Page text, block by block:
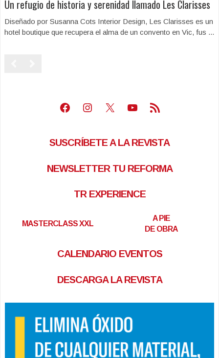
Un refugio de historia y serenidad llamado Les Clarisses
Diseñado por Susanna Cots Interior Design, Les Clarisses es un
hotel boutique que recupera el alma de un convento en Vic, fus ...
Facebook
Instagram
X Youtube
Feed RSS
SUSCRÍBETE A LA REVISTA
NEWSLETTER TU REFORMA
TR EXPERIENCE
MASTERCLASS XXL
A PIE
DE OBRA
CALENDARIO EVENTOS
DESCARGA LA REVISTA